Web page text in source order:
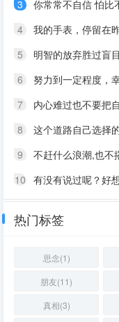
3
你常常不自信 怕比不上很多人 但我觉得你就是最好
4
我的手表，停留在
5
明智的放弃胜过盲目的执
6
努力到一定程度，
7
内心难过也不要把自己丢在黑暗中，无限放大自己的情绪。按时睡觉，
8
这个道路自己选择
9
不赶什么浪潮,也不
10 有没有说过呢？好
热门标签
思念(1)
朋友(11)
真相(3)